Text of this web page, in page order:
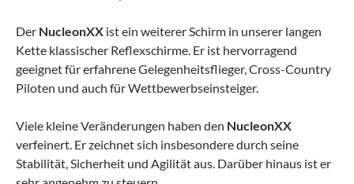
Der NucleonXX ist ein weiterer Schirm in unserer langen
Kette klassischer Reflexschirme. Er ist hervorragend
geeignet für erfahrene Gelegenheitsflieger, Cross-Country
Piloten und auch für Wettbewerbseinsteiger.
Viele kleine Veränderungen haben den NucleonXX
verfeinert. Er zeichnet sich insbesondere durch seine
Stabilität, Sicherheit und Agilität aus. Darüber hinaus ist er